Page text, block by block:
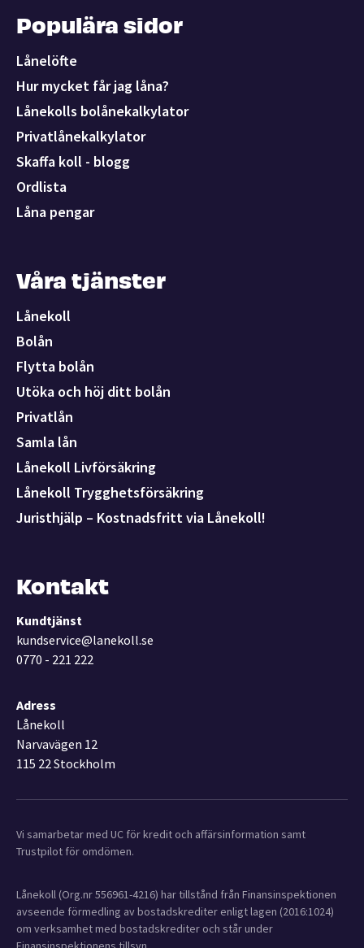
Populära sidor
Lånelöfte
Hur mycket får jag låna?
Lånekolls bolånekalkylator
Privatlånekalkylator
Skaffa koll - blogg
Ordlista
Låna pengar
Våra tjänster
Lånekoll
Bolån
Flytta bolån
Utöka och höj ditt bolån
Privatlån
Samla lån
Lånekoll Livförsäkring
Lånekoll Trygghetsförsäkring
Juristhjälp – Kostnadsfritt via Lånekoll!
Kontakt
Kundtjänst
kundservice@lanekoll.se
0770 - 221 222
Adress
Lånekoll
Narvavägen 12
115 22 Stockholm
Vi samarbetar med UC för kredit och affärsinformation samt
Trustpilot för omdömen.
Lånekoll (Org.nr 556961-4216) har tillstånd från Finansinspektionen
avseende förmedling av bostadskrediter enligt lagen (2016:1024)
om verksamhet med bostadskrediter och står under